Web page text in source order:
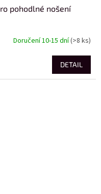
pohodlné nošení
Doručení 10-15 dní(>8 ks)
DETAIL